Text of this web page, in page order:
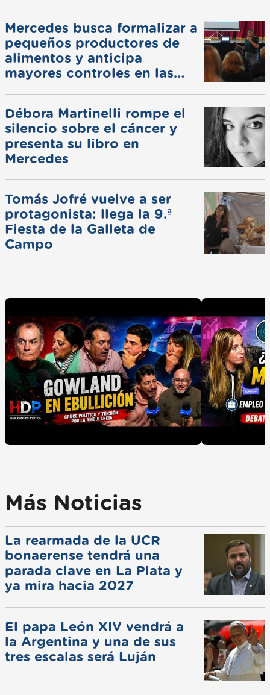
Mercedes busca formalizar a
pequeños productores de
alimentos y anticipa
mayores controles en las
Débora Martinelli rompe el
silencio sobre el cáncer y
presenta su libro en
Mercedes
Tomás Jofré vuelve a ser
protagonista: llega la 9.ª
Fiesta de la Galleta de
Campo
Más Noticias
La rearmada de la UCR
bonaerense tendrá una
parada clave en La Plata y
ya mira hacia 2027
El papa León XIV vendrá a
la Argentina y una de sus
tres escalas será Luján